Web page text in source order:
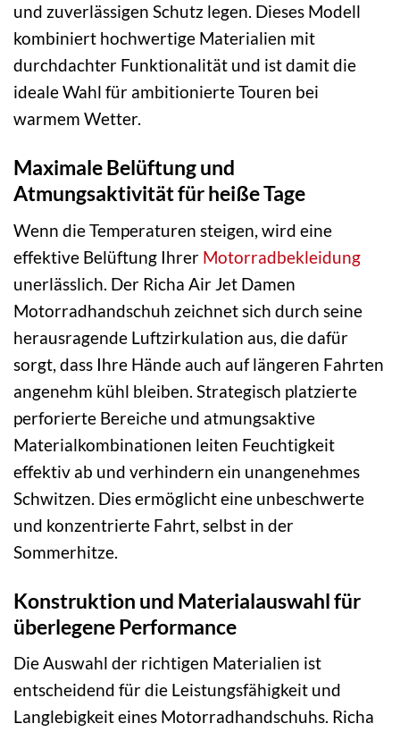
und zuverlässigen Schutz legen. Dieses Modell
kombiniert hochwertige Materialien mit
durchdachter Funktionalität und ist damit die
ideale Wahl für ambitionierte Touren bei
warmem Wetter.
Maximale Belüftung und
Atmungsaktivität für heiße Tage
Wenn die Temperaturen steigen, wird eine
effektive Belüftung Ihrer Motorradbekleidung
unerlässlich. Der Richa Air Jet Damen
Motorradhandschuh zeichnet sich durch seine
herausragende Luftzirkulation aus, die dafür
sorgt, dass Ihre Hände auch auf längeren Fahrten
angenehm kühl bleiben. Strategisch platzierte
perforierte Bereiche und atmungsaktive
Materialkombinationen leiten Feuchtigkeit
effektiv ab und verhindern ein unangenehmes
Schwitzen. Dies ermöglicht eine unbeschwerte
und konzentrierte Fahrt, selbst in der
Sommerhitze.
Konstruktion und Materialauswahl für
überlegene Performance
Die Auswahl der richtigen Materialien ist
entscheidend für die Leistungsfähigkeit und
Langlebigkeit eines Motorradhandschuhs. Richa